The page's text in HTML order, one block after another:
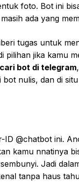
foto. Bot ini
ada yang
tugas untuk
pilihan jika kamu
bot di telegram
bot nulis, dan di
ID @chatbot ini.
kamu nnatinya
Jadi
tanpa haus